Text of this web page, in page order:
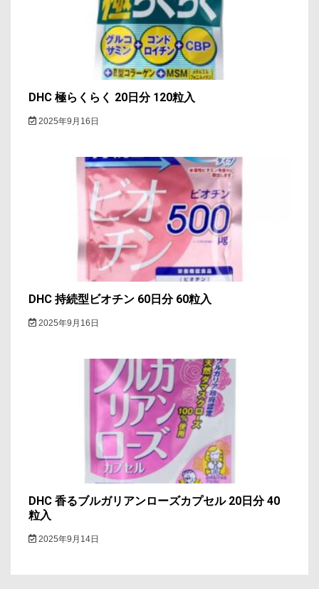
DHC 極らくらく 20日分 120粒入
2025年9月16日
DHC 持続型ビオチン 60日分 60粒入
2025年9月16日
DHC 香るブルガリアンローズカプセル 20日分 40
粒入
2025年9月14日